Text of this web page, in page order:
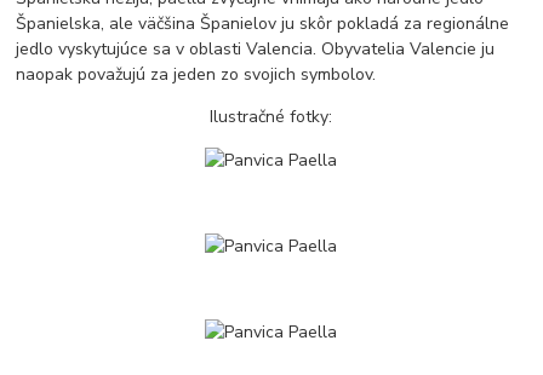
Španielska, ale väčšina Španielov ju skôr pokladá za regionálne
jedlo vyskytujúce sa v oblasti Valencia. Obyvatelia Valencie ju
naopak považujú za jeden zo svojich symbolov.
Ilustračné fotky: